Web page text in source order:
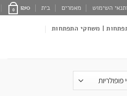
השימוש מאמרים בית ₪0
0
| משחקי התפתחות